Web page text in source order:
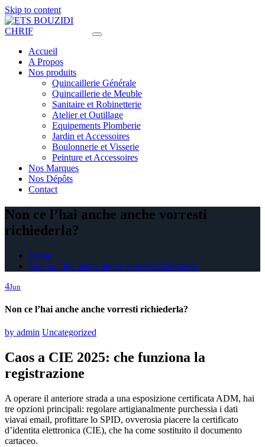
Skip to content
Accueil
A Propos
Nos produits
Quincaillerie Générale
Quincaillerie de Meuble
Sanitaire et Robinetterie
Atelier et Outillage
Equipements Plomberie
Jardin et Accessoires
Boulonnerie et Visserie
Peinture et Accessoires
Nos Marques
Nos Dépôts
Contact
Non ce l’hai anche anche vorresti
richiederla?
Home
Non ce l’hai anche anche vorresti richiederla?
4Jun
Non ce l’hai anche anche vorresti richiederla?
by admin Uncategorized
Caos a CIE 2025: che funziona la
registrazione
A operare il anteriore strada a una esposizione certificata ADM, hai
tre opzioni principali: regolare artigianalmente purchessia i dati
viavai email, profittare lo SPID, ovverosia piacere la certificato
d’identita elettronica (CIE), che ha come sostituito il documento
cartaceo.